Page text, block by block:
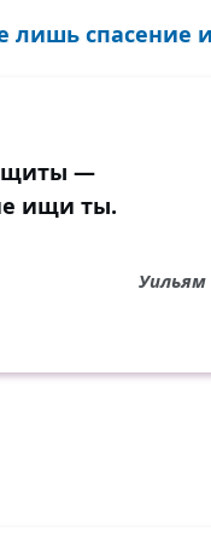
лишь спасение
—
ищи ты.